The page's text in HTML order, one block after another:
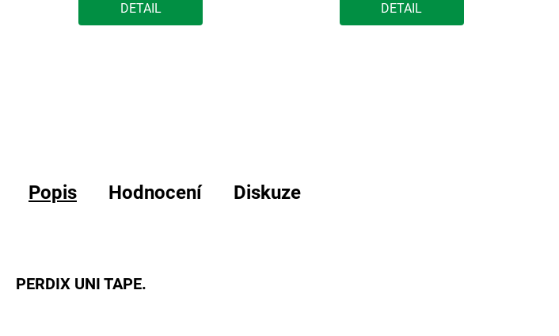
DETAIL DETAIL
Popis Hodnocení Diskuze
PERDIX UNI TAPE.